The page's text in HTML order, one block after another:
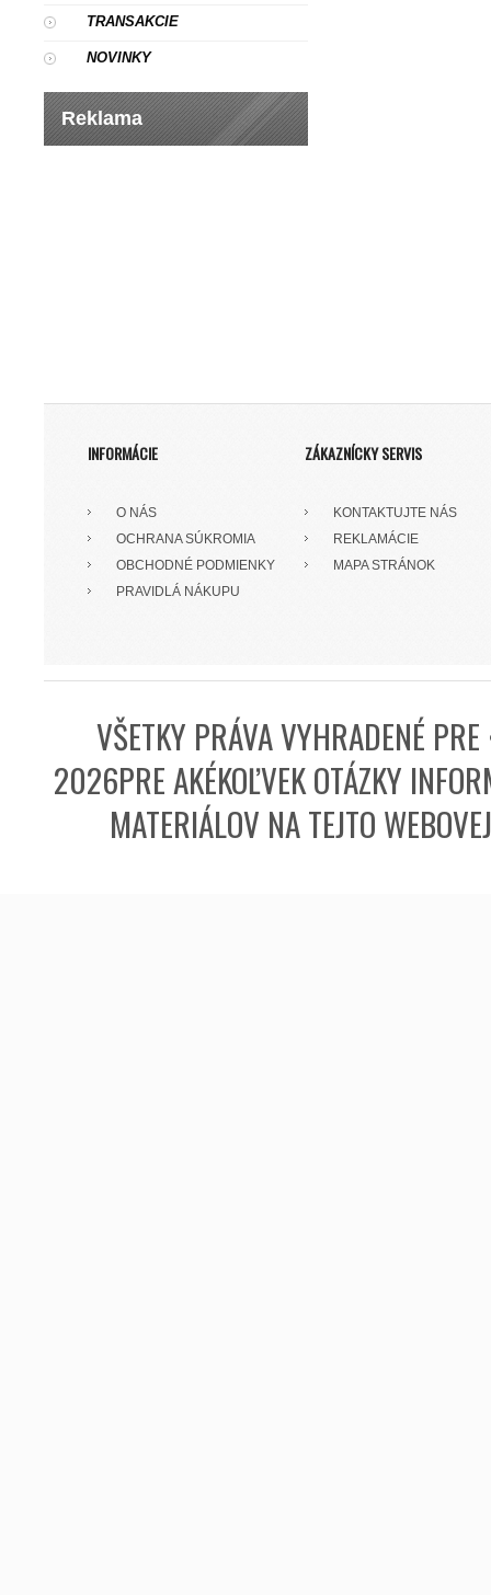
TRANSAKCIE
NOVINKY
Reklama
INFORMÁCIE
O NÁS
OCHRANA SÚKROMIA
OBCHODNÉ PODMIENKY
PRAVIDLÁ NÁKUPU
ZÁKAZNÍCKY SERVIS
KONTAKTUJTE NÁS
REKLAMÁCIE
MAPA STRÁNOK
VŠETKY PRÁVA VYHRADENÉ
2026PRE AKÉKOĽVEK OTÁZKY
MATERIÁLOV NA TEJTO